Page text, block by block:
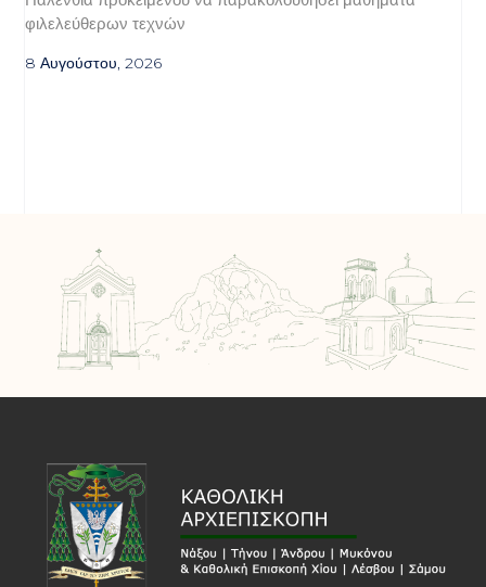
φιλελεύθερων τεχνών
8 Αυγούστου, 2026